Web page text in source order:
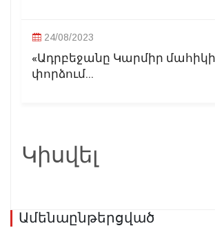
24/08/2023
«Ադրբեջանը Կարմիր
փորձում...
Կիսվել
Ամենաընթերցված